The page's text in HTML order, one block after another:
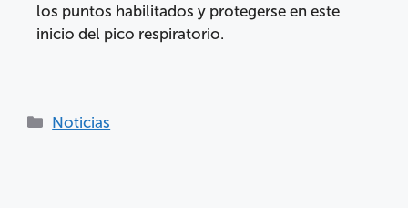
los puntos habilitados y protegerse en este
inicio del pico respiratorio.
Noticias